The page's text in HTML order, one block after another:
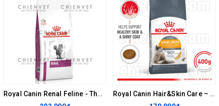
Royal Canin Renal Feline - Thức ăn hỗ trợ mèo bị bệnh thận
Royal Canin Hair&Skin Care – Thức ăn chăm sóc da và lông cho mèo